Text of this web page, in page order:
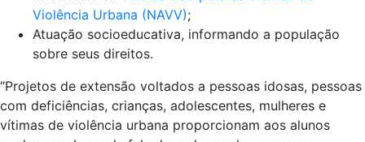
Violência Urbana (NAVV);
Atuação socioeducativa, informando a população
sobre seus direitos.
“Projetos de extensão voltados a pessoas idosas, pessoas
com deficiências, crianças, adolescentes, mulheres e
vítimas de violência urbana proporcionam aos alunos